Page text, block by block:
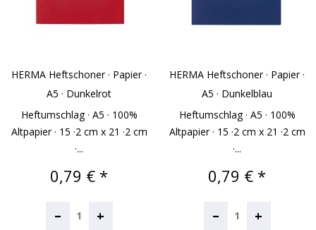
HERMA Heftschoner · Papier ·
A5 · Dunkelrot
Heftumschlag · A5 · 100%
Altpapier · 15 ·2 cm x 21 ·2 cm
·...
Preis
0,79 € *
– +
HERMA Heftschoner · Papier ·
A5 · Dunkelblau
Heftumschlag · A5 · 100%
Altpapier · 15 ·2 cm x 21 ·2 cm
·...
Preis
0,79 € *
– +